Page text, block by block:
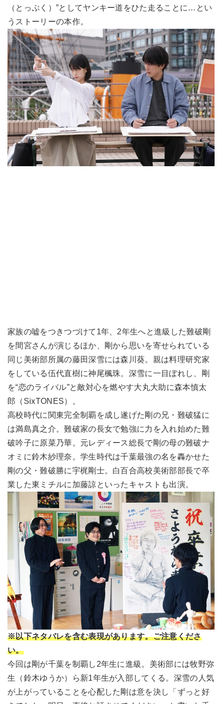
（とっぷく）”としてヤンキー道をひた走ることに…とい
うストーリーの本作。
家族の嘘をつきつづけて1年、2年生へと進級した難破剛
を間宮さんが演じるほか、剛から思いを寄せられている
同じ美術部所属の藤田深雪には森川葵。親は料理研究家
をしている伍代直樹に神尾楓珠。深雪に一目ぼれし、剛
を“恋のライバル”と敵対心を燃やす大丸大助に森本慎太
郎（SixTONES）。
高校時代に関東完全制覇を成し遂げた剛の兄・難破猛に
は満島真之介。難破家の長女で勉強に力を入れ始めた難
破吟子に原菜乃華。元レディース総長で剛の母の難破ナ
オミに鈴木紗理奈。学生時代は千葉最強の名を轟かせた
剛の父・難破勝に宇梶剛士。白百合高校美術部部長で卒
業した東ミチルに加藤諒といったキャストも出演。
※以下ネタバレを含む表現があります。ご注意くださ
い。
今回は剛が千葉を制覇し2年生に進級。美術部には牧野弥
生（鈴木ゆうか）ら新1年生が入部してくる。深雪の人気
が上がっていることを心配した剛は意を決し「ずっと好